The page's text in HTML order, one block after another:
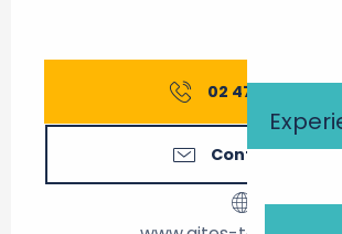
02 47 27 56
Contáctenos